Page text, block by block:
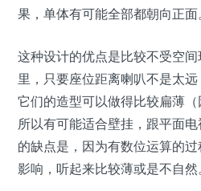
果，单体有可能全部都朝向正面
这种设计的优点是比较不受空
里，只要座位距离喇叭不是太远
它们的造型可以做得比较扁薄（
所以有可能适合壁挂，跟平面
的缺点是，因为有数位运算的
影响，听起来比较薄或是不自然